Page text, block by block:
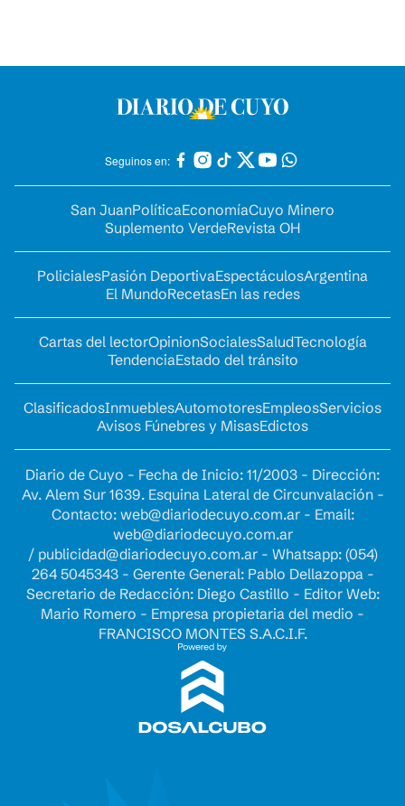
Seguinos en:
San JuanPolíticaEconomíaCuyo Minero
Suplemento VerdeRevista OH
PolicialesPasión DeportivaEspectáculosArgentina
El MundoRecetasEn las redes
Cartas del lectorOpinionSocialesSaludTecnología
TendenciaEstado del tránsito
ClasificadosInmueblesAutomotoresEmpleosServicios
Avisos Fúnebres y MisasEdictos
Diario de Cuyo - Fecha de Inicio: 11/2003 - Dirección:
Av. Alem Sur 1639. Esquina Lateral de Circunvalación -
Contacto: web@diariodecuyo.com.ar- Email:
web@diariodecuyo.com.ar
/ publicidad@diariodecuyo.com.ar- Whatsapp: (054)
264 5045343 - Gerente General: Pablo Dellazoppa -
Secretario de Redacción: Diego Castillo - Editor Web:
Mario Romero - Empresa propietaria del medio -
FRANCISCO MONTES S.A.C.I.F.